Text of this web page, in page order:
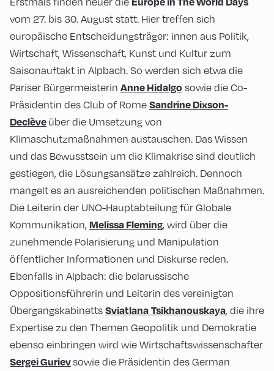
vom 27. bis 30. August statt. Hier treffen sich
europäische Entscheidungsträger: innen aus Politik,
Wirtschaft, Wissenschaft, Kunst und Kultur zum
Saisonauftakt in Alpbach. So werden sich etwa die
Pariser Bürgermeisterin Anne Hidalgosowie die Co-
Präsidentin des Club of RomeSandrine Dixson-
Declèveüber die Umsetzung von
Klimaschutzmaßnahmen austauschen. Das Wissen
und das Bewusstsein um die Klimakrise sind deutlich
gestiegen, die Lösungsansätze zahlreich. Dennoch
mangelt es an ausreichenden politischen Maßnahmen.
Die Leiterin der UNO-Hauptabteilung für Globale
Kommunikation, Melissa Fleming, wird über die
zunehmende Polarisierung und Manipulation
öffentlicher Informationen und Diskurse reden.
Ebenfalls in Alpbach: die belarussische
Oppositionsführerin und Leiterin des vereinigten
ÜbergangskabinettsSviatlanaTsikhanouskaya, die ihre
Expertise zu den Themen Geopolitik und Demokratie
ebenso einbringen wird wie Wirtschaftswissenschafter
Sergei Gurievsowie die Präsidentin des German